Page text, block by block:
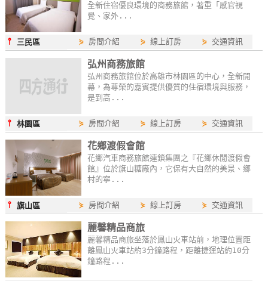
全新住宿優良環境的商務旅館，著重「感官視
覺、家外...
⫯ 三民區 ⋟ 房間介紹 ⋟線上訂房 ⋟ 交通資訊
弘州商務旅館
弘州商務旅館位於高雄市林園區的中心，全新開
幕，為尊榮的嘉賓提供優質的住宿環境與服務，
是到高...
⫯林園區 ⋟ 房間介紹 ⋟線上訂房 ⋟ 交通資訊
花鄉渡假會館
花鄉汽車商務旅館連鎖集團之『花鄉休閒渡假會
館』位於旗山糖廠內，它保有大自然的美景、鄉
村的寧...
⫯旗山區 ⋟ 房間介紹 ⋟線上訂房 ⋟ 交通資訊
麗馨精品商旅
麗馨精品商旅坐落於鳳山火車站前，地理位置距
離鳳山火車站約3分鐘路程，距離捷運站約10分
鐘路程...